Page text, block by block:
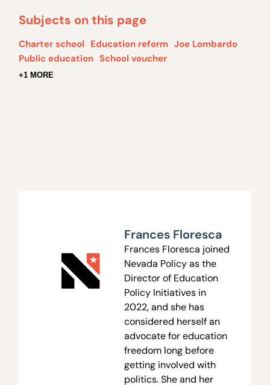
Subjects on this page
Charter school Education reform Joe Lombardo
Public education School voucher
+1 MORE
Frances Floresca
Frances Floresca joined
Nevada Policy as the
Director of Education
Policy Initiatives in
2022, and she has
considered herself an
advocate for education
freedom long before
getting involved with
politics. She and her